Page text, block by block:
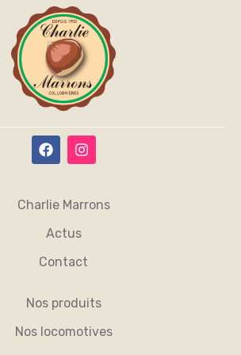
Charlie Marrons
Actus
Contact
Nos produits
Nos locomotives